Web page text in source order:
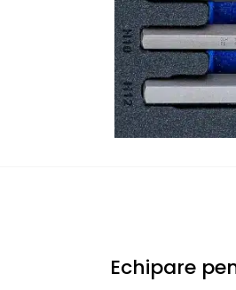
Echipare